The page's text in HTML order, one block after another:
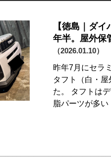
【徳島｜ダ
年半。屋外保
（2026.01.10）
昨年7月にセラ
タフト（白・
た。 タフトは
脂パーツが多